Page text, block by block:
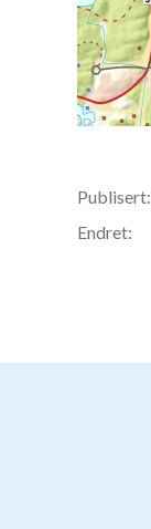
Publisert:
Endret: